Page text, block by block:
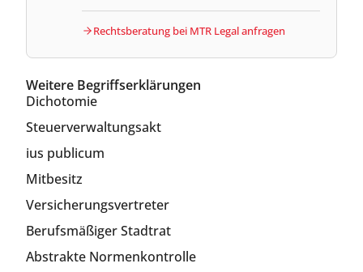
Rechtsberatung bei MTR Legal anfragen
Weitere Begriffserklärungen
Dichotomie
Steuerverwaltungsakt
ius publicum
Mitbesitz
Versicherungsvertreter
Berufsmäßiger Stadtrat
Abstrakte Normenkontrolle